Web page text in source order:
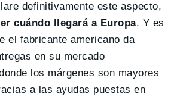
definitivamente este aspecto,
cuándo llegará a Europa. Y es
el fabricante americano da
en su mercado
los márgenes son mayores
a las ayudas puestas en